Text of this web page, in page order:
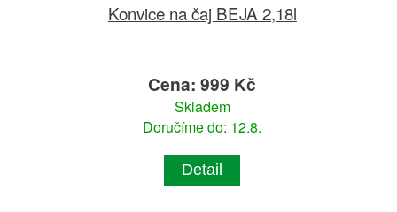
Konvice na čaj BEJA 2,18l
Cena: 999 Kč
Skladem
Doručíme do: 12.8.
Detail